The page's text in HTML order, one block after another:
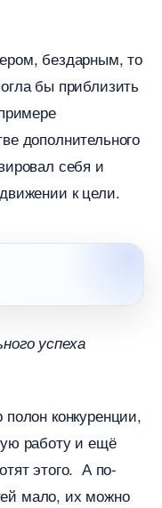
бездарным, то
бы приблизить
дополнительного
себя и
к цели.
успеха
конкуренции,
работу и ещё
этого. А по-
мало, их можно